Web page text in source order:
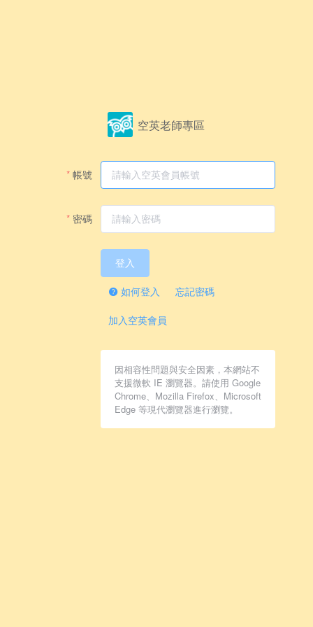
空英老師專區
帳號
密碼
登入
如何登入 忘記密碼
加入空英會員
因相容性問題與安全因素，本網站不
支援微軟 IE 瀏覽器。請使用 Google
Chrome、 Mozilla Firefox
Microsoft
Edge等現代瀏覽器進行瀏覽。